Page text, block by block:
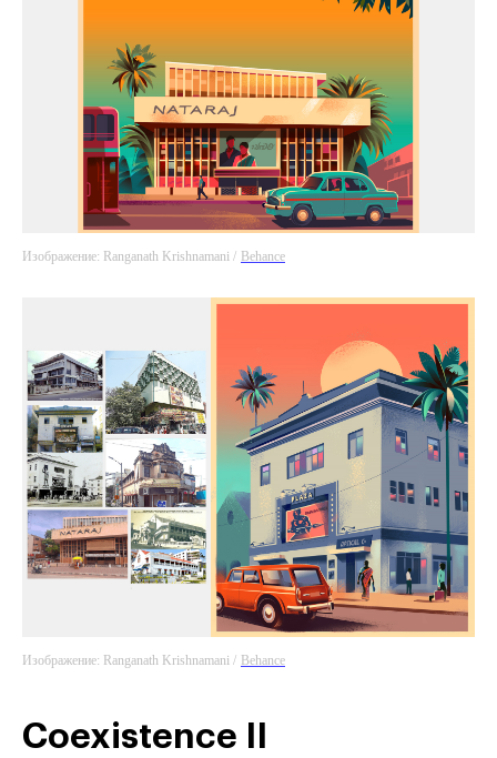
Изображение: Ranganath Krishnamani / Behance
Изображение: Ranganath Krishnamani / Behance
Coexistence II